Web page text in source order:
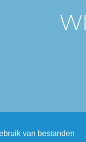
van bestanden